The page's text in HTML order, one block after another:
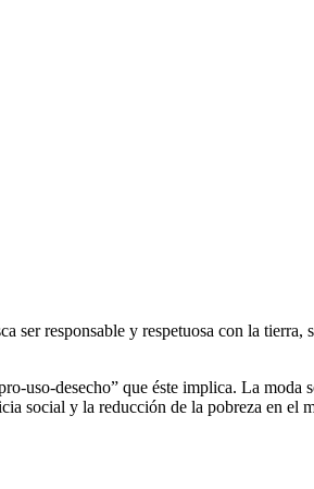
ser responsable y respetuosa con la tierra,
uso-desecho” que éste implica. La moda
social y la reducción de la pobreza en el